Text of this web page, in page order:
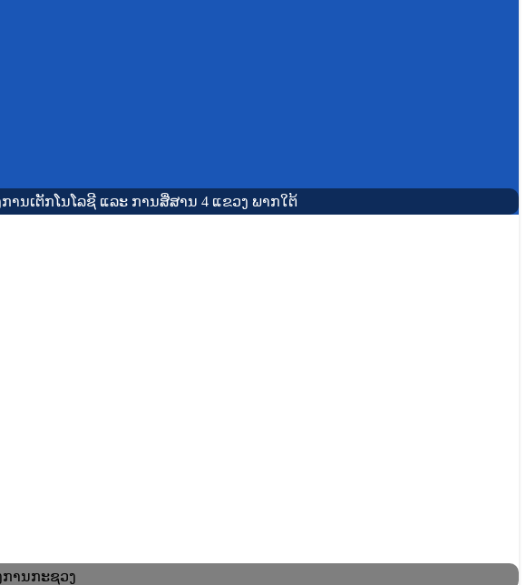
ນເຕັກໂນໂລຊີ ແລະ ການສື່ສານ 4 ແຂວງ ພາກໃຕ້
ານກະຊວງ